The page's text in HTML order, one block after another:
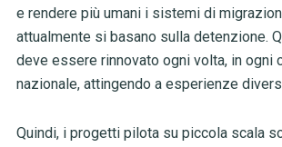
e rendere più umani i sistemi di
attualmente si basano sulla detenzione.
deve essere rinnovato ogni volta, in ogni
nazionale, attingendo a esperienze
Quindi, i progetti pilota su piccola scala